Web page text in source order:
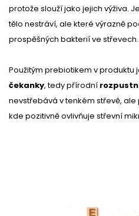
protože slouží jako jejich výživa.
tělo nestráví, ale které výrazně
prospěšných bakterií ve střevech.
Použitým prebiotikem v produktu
čekanky, tedy přírodní
nevstřebává v tenkém střevě,
kde pozitivně ovlivňuje střevní